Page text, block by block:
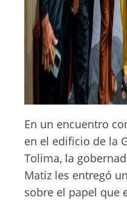
En un encuentro
en el edificio de la
Tolima, la
Matiz les entregó
sobre el papel que